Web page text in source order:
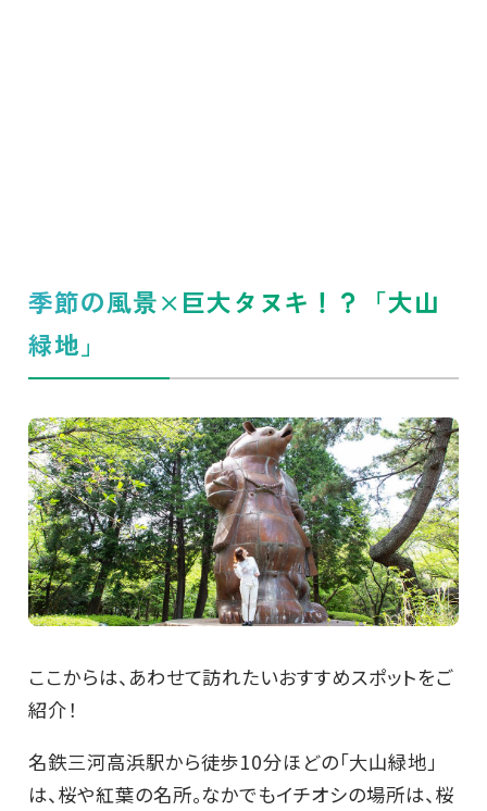
季節の風景×巨大タヌキ！？「大山
緑地」
ここからは、あわせて訪れたいおすすめスポットをご
紹介！
名鉄三河高浜駅から徒歩10分ほどの「大山緑地」
は、桜や紅葉の名所。なかでもイチオシの場所は、桜